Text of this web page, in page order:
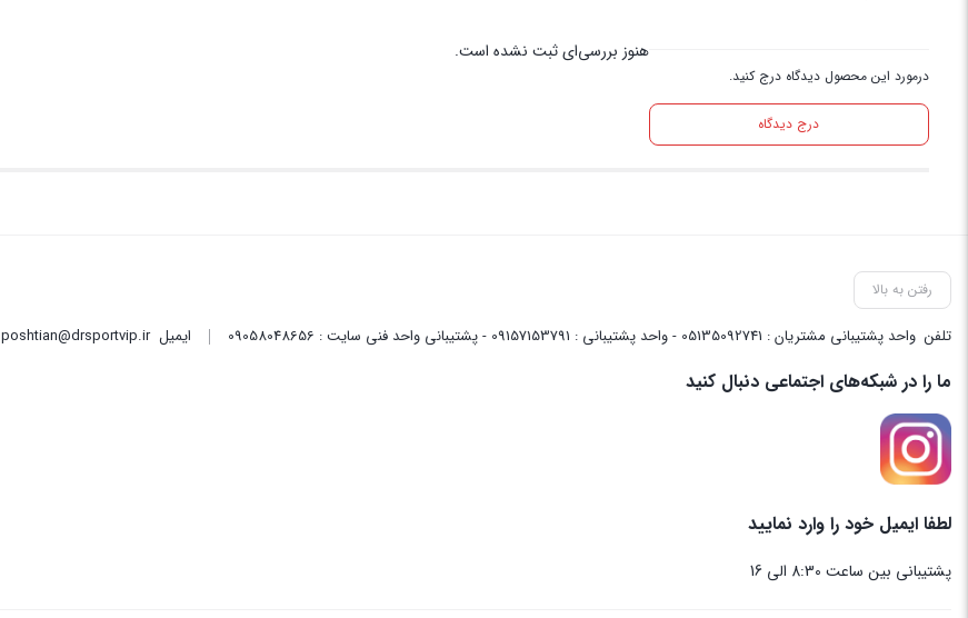
درمورد این محصول دیدگاه درج کنید.
درج دیدگاه
هنوز بررسی‌ای ثبت نشده است.
رفتن به بالا
تلفن واحد پشتیبانی مشتریان : 05135092741 - واحد پشتیبانی : 09157153791 - پشتیبانی واحد فنی سایت : 09058048656 ایمیلposhtian@drsportvip.ir
ما را در شبکه‌های اجتماعی دنبال کنید
لطفا ایمیل خود را وارد نمایید
پشتیبانی بین ساعت 8:30 الی 16